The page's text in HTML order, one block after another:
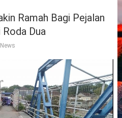
Ramah Bagi Pejalan
Dua
News